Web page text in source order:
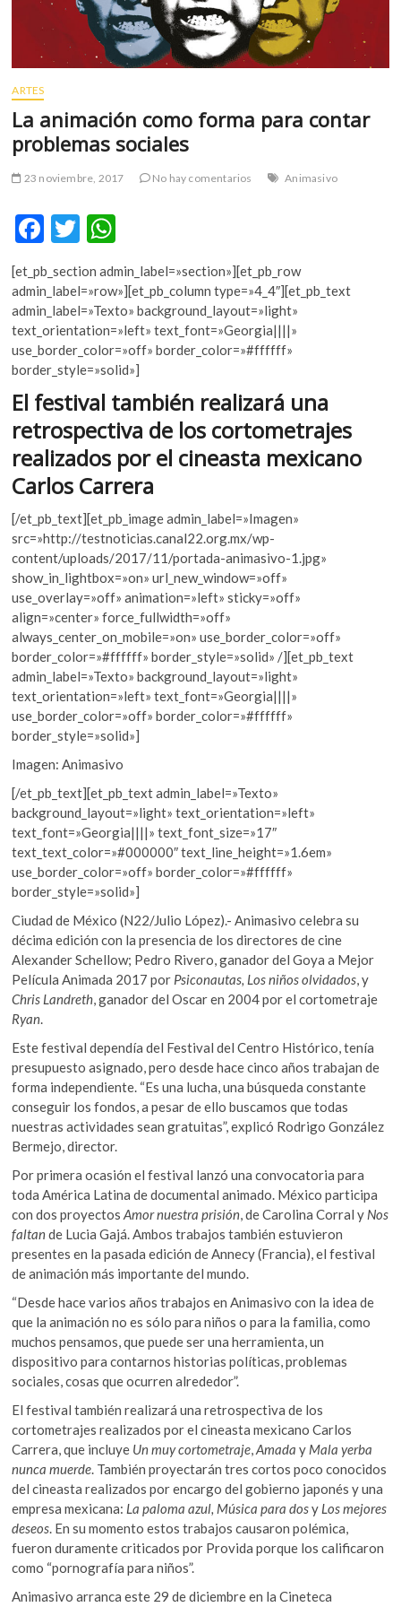
ARTES
La animación como forma para contar
problemas sociales
23 noviembre, 2017 No hay comentarios Animasivo
F
e
b
o
o
k
T
w
itt
er
h
at
s
A
p
p
[et_pb_section admin_label=»section»][et_pb_row
admin_label=»row»][et_pb_column type=»4_4″][et_pb_text
admin_label=»Texto» background_layout=»light»
text_orientation=»left» text_font=»Georgia||||»
use_border_color=»off» border_color=»#ffffff»
border_style=»solid»]
El festival también realizará una
retrospectiva de los cortometrajes
realizados por el cineasta mexicano
Carlos Carrera
[/et_pb_text][et_pb_image admin_label=»Imagen»
src=»http://testnoticias.canal22.org.mx/wp-
content/uploads/2017/11/portada-animasivo-1.jpg»
show_in_lightbox=»on» url_new_window=»off»
use_overlay=»off» animation=»left» sticky=»off»
align=»center» force_fullwidth=»off»
always_center_on_mobile=»on» use_border_color=»off»
border_color=»#ffffff» border_style=»solid» /][et_pb_text
admin_label=»Texto» background_layout=»light»
text_orientation=»left» text_font=»Georgia||||»
use_border_color=»off» border_color=»#ffffff»
border_style=»solid»]
Imagen: Animasivo
[/et_pb_text][et_pb_text admin_label=»Texto»
background_layout=»light» text_orientation=»left»
text_font=»Georgia||||» text_font_size=»17″
text_text_color=»#000000″ text_line_height=»1.6em»
use_border_color=»off» border_color=»#ffffff»
border_style=»solid»]
Ciudad de México (N22/Julio López).- Animasivo celebra su
décima edición con la presencia de los directores de cine
Alexander Schellow; Pedro Rivero, ganador del Goya a Mejor
Película Animada 2017 por Psiconautas, Los niños olvidados, y
Chris Landreth, ganador del Oscar en 2004 por el cortometraje
Ryan.
Este festival dependía del Festival del Centro Histórico, tenía
presupuesto asignado, pero desde hace cinco años trabajan de
forma independiente. “Es una lucha, una búsqueda constante
conseguir los fondos, a pesar de ello buscamos que todas
nuestras actividades sean gratuitas”, explicó Rodrigo González
Bermejo, director.
Por primera ocasión el festival lanzó una convocatoria para
toda América Latina de documental animado. México participa
con dos proyectosAmor nuestra prisión, de Carolina Corral y Nos
faltande Lucia Gajá. Ambos trabajos también estuvieron
presentes en la pasada edición de Annecy (Francia), el festival
de animación más importante del mundo.
“Desde hace varios años trabajos en Animasivo con la idea de
que la animación no es sólo para niños o para la familia, como
muchos pensamos, que puede ser una herramienta, un
dispositivo para contarnos historias políticas, problemas
sociales, cosas que ocurren alrededor”.
El festival también realizará una retrospectiva de los
cortometrajes realizados por el cineasta mexicano Carlos
Carrera, que incluye Un muy cortometraje,Amaday Mala yerba
nunca muerde. También proyectarán tres cortos poco conocidos
del cineasta realizados por encargo del gobierno japonés y una
empresa mexicana: La paloma azul, Música para dosy Los mejores
deseos. En su momento estos trabajos causaron polémica,
fueron duramente criticados por Provida porque los calificaron
como “pornografía para niños”.
Animasivo arranca este 29 de diciembre en la Cineteca